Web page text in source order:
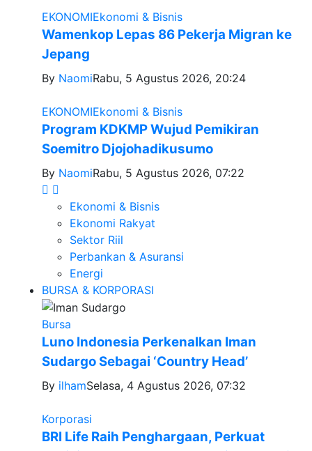
EKONOMIEkonomi & Bisnis
Wamenkop Lepas 86 Pekerja Migran ke
Jepang
By NaomiRabu, 5 Agustus 2026, 20:24
EKONOMIEkonomi & Bisnis
Program KDKMP Wujud Pemikiran
Soemitro Djojohadikusumo
By NaomiRabu, 5 Agustus 2026, 07:22
Ekonomi & Bisnis
Ekonomi Rakyat
Sektor Riil
Perbankan & Asuransi
Energi
BURSA & KORPORASI
Bursa
Luno Indonesia Perkenalkan Iman
Sudargo Sebagai ‘Country Head’
By ilhamSelasa, 4 Agustus 2026, 07:32
Korporasi
BRI Life Raih Penghargaan, Perkuat